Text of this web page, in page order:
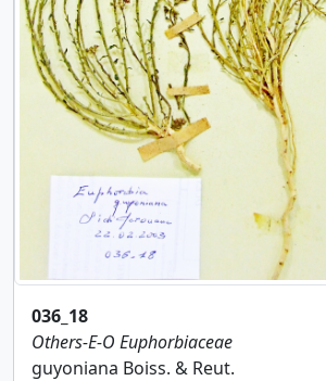
036_18
Others-E-O Euphorbiaceae
guyoniana Boiss. & Reut.